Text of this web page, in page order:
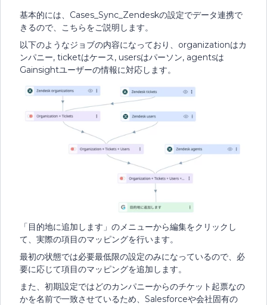
基本的には、Cases_Sync_Zendeskの設定でデータ連携で
きるので、こちらをご説明します。
以下のようなジョブの内容になっており、organizationはカ
ンパニー, ticketはケース, usersはパーソン, agentsは
Gainsightユーザーの情報に対応します。
「目的地に追加します」のメニューから編集をクリックし
て、実際の項目のマッピングを行います。
最初の状態では必要最低限の設定のみになっているので、必
要に応じて項目のマッピングを追加します。
また、初期設定ではどのカンパニーからのチケット起票なの
かを名前で一致させているため、Salesforceや会社固有の